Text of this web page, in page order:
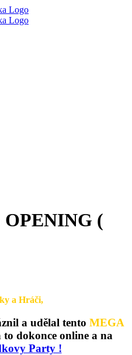
(
a Hráči,
a udělal tento MEGA
to dokonce online a na
Party !